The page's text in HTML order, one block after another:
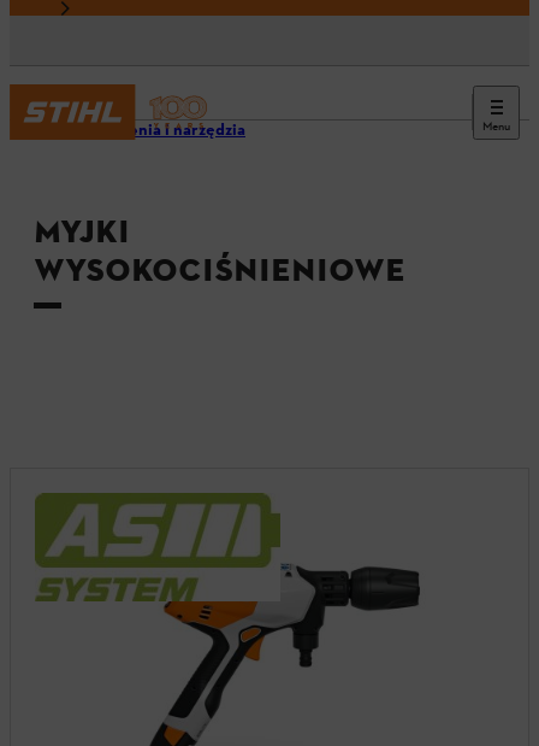
Menu
Urządzenia i narzędzia
MYJKI
WYSOKOCIŚNIENIOWE